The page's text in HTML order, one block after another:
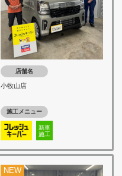
店舗名
小牧山店
施工メニュー
新車
施工
NEW